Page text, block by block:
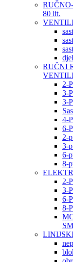
80 lit.
RUČNI
2-
3-
3-
4-
6-
2-
3-
6-
8-
2-
3-
6-
8-